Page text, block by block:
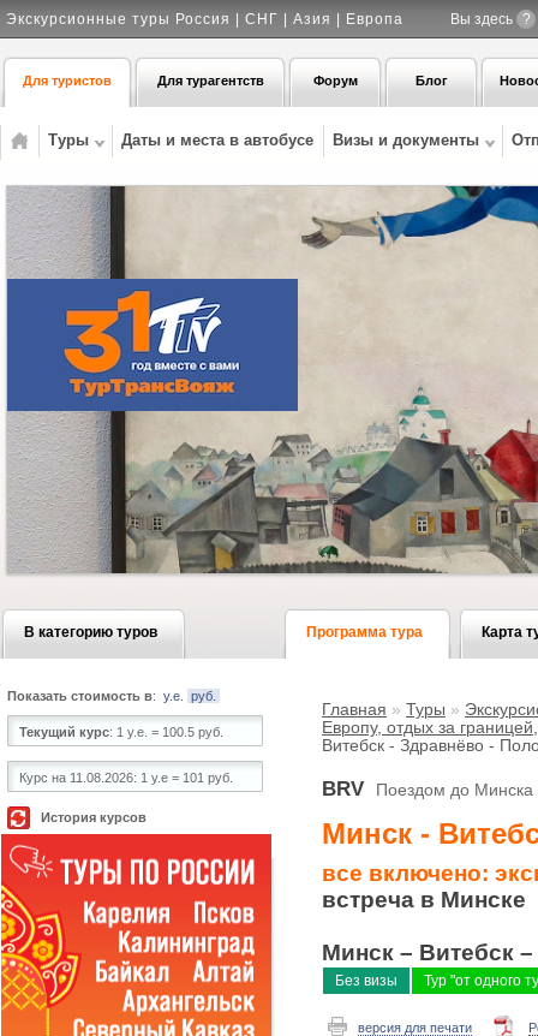
Экскурсионные туры Россия | СНГ | Азия | Европа Вы здесь ?
Для туристов Для турагентств Форум Блог
Туры Даты и места в автобусе Визы и документы
В категорию туров Программа тура Карта
Главная » Туры »
Европу, отдых за
Витебск - Здравнёво -
BRV Поездом до Минска
Минск -
все включено:
встреча в Минске
Минск – Витебск
Без визы Тур "от одного
версия для печати
Показать стоимость в: у.е. руб.
Текущий курс: 1 у.е. = 100.5 руб.
Курс на 11.08.2026: 1 у.е = 101 руб.
История курсов